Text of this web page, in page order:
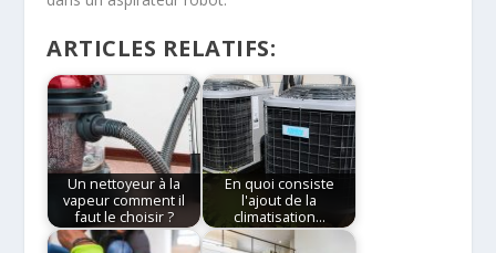
ARTICLES RELATIFS:
Un nettoyeur à la
vapeur comment il
faut le choisir ?
En quoi consiste
l'ajout de la
climatisation…